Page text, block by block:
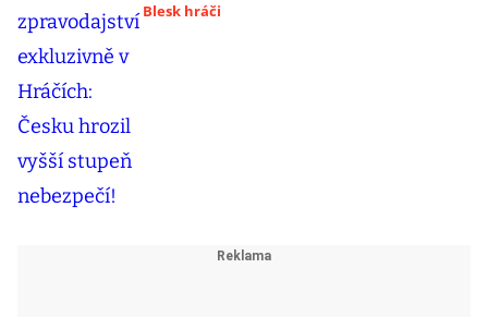
Blesk hráči